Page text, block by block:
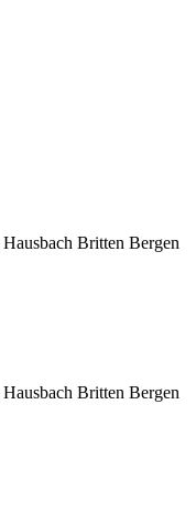
Hausbach Britten Bergen
Hausbach Britten Bergen